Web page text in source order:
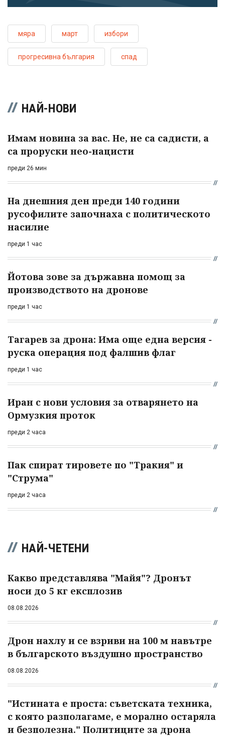
мяра март избори
прогресивна българия спад
НАЙ-НОВИ
Имам новина за вас. Не, не са садисти, а
са проруски нео-нацисти
преди 26 мин
На днешния ден преди 140 години
русофилите започнаха с политическото
насилие
преди 1 час
Йотова зове за държавна помощ за
производството на дронове
преди 1 час
Тагарев за дрона: Има още една версия -
руска операция под фалшив флаг
преди 1 час
Иран с нови условия за отварянето на
Ормузкия проток
преди 2 часа
Пак спират тировете по "Тракия" и
"Струма"
преди 2 часа
НАЙ-ЧЕТЕНИ
Какво представлява "Майя"? Дронът
носи до 5 кг експлозив
08.08.2026
Дрон нахлу и се взриви на 100 м навътре
в българското въздушно пространство
08.08.2026
"Истината е проста: съветската техника,
с която разполагаме, е морално остаряла
и безполезна." Политиците за дрона